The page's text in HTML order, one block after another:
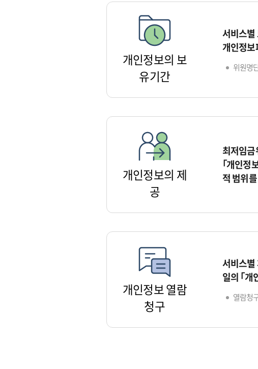
개인정보의 보
유기간
서비스
개인정
위원명
개인정보의 제
공
최저임
｢개인정
적 범위
개인정보 열람
청구
서비스
일의 ｢개
열람청